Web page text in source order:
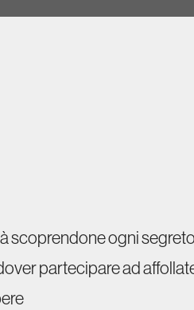
scoprendone ogni
partecipare ad